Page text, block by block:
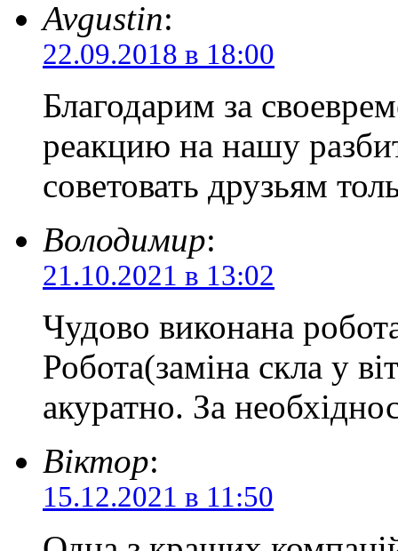
Avgustin:
22.09.2018 в 18:00
Благодарим за
реакцию на нашу
советовать друзьям
Володимир:
21.10.2021 в 13:02
Чудово виконана
Робота(заміна скла у
акуратно. За
Віктор:
15.12.2021 в 11:50